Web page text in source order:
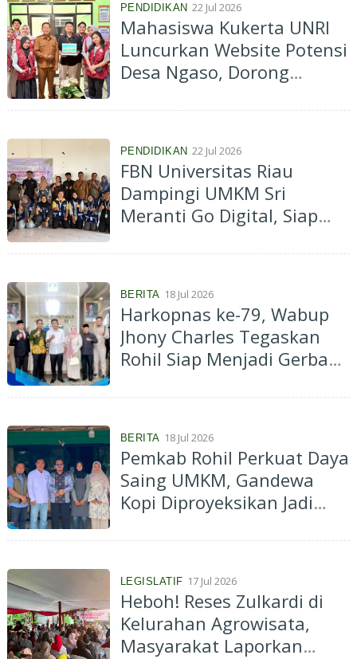
PENDIDIKAN 22 Jul 2026
Mahasiswa Kukerta UNRI
Luncurkan Website Potensi
Desa Ngaso, Dorong
UMKM
PENDIDIKAN 22 Jul 2026
FBN Universitas Riau
Dampingi UMKM Sri
Meranti Go Digital, Siap
BERITA 18 Jul 2026
Harkopnas ke-79, Wabup
Jhony Charles Tegaskan
Rohil Siap Menjadi Gerbang
BERITA 18 Jul 2026
Pemkab Rohil Perkuat Daya
Saing UMKM, Gandewa
Kopi Diproyeksikan Jadi
Rantau Bais
LEGISLATIF 17 Jul 2026
Heboh! Reses Zulkardi di
Kelurahan Agrowisata,
Masyarakat Laporkan